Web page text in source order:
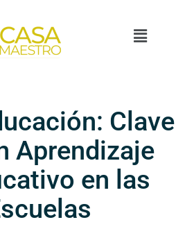
Clave
Aprendizaje
en las